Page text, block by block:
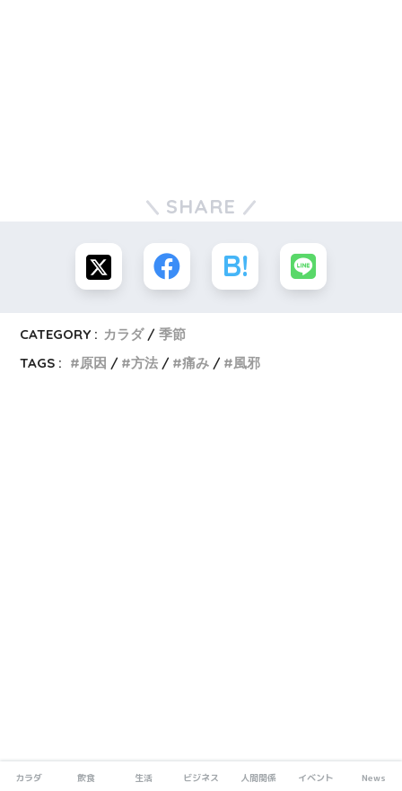
SHARE
CATEGORY : カラダ
季節
TAGS :
原因 方法 痛み 風邪
カラダ 飲食 生活 ビジネス 人間関係 イベント News